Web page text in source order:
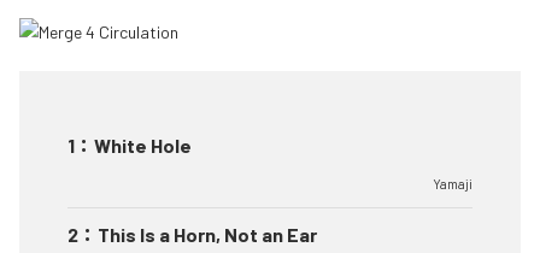
1 ： White Hole
Yamaji
2 ： This Is a Horn, Not an Ear